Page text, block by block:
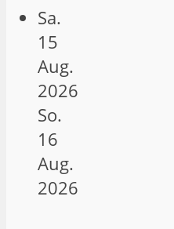
Sa.
15
Aug.
2026
So.
16
Aug.
2026